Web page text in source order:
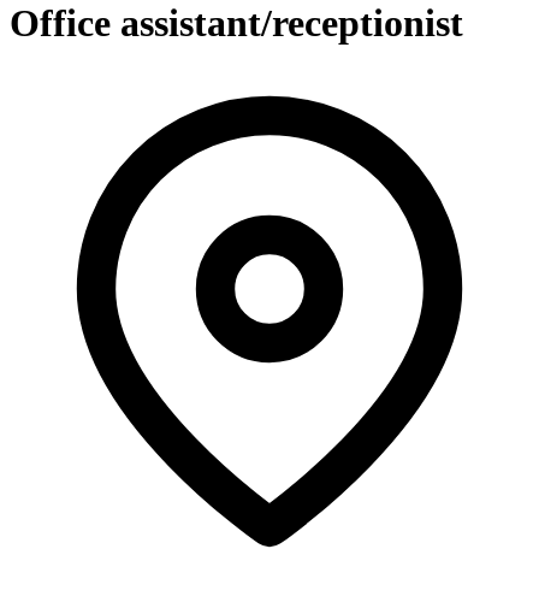
Office assistant/receptionist